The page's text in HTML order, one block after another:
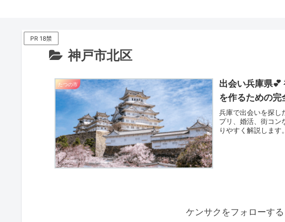
PR 18禁
神戸市北区
たつの市
出会い兵庫県💕
を作るための完
兵庫で出会いを探し
プリ、婚活、街コン
りやすく解説します。
ケンサクをフォローする